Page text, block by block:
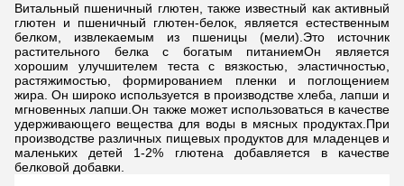
Витальный пшеничный глютен, также известный как активный
глютен и пшеничный глютен-белок, является естественным
белком, извлекаемым из пшеницы (мели).Это источник
растительного белка с богатым питаниемОн является
хорошим улучшителем теста с вязкостью, эластичностью,
растяжимостью, формированием пленки и поглощением
жира. Он широко используется в производстве хлеба, лапши и
мгновенных лапши.Он также может использоваться в качестве
удерживающего вещества для воды в мясных продуктах.При
производстве различных пищевых продуктов для младенцев и
маленьких детей 1-2% глютена добавляется в качестве
белковой добавки.